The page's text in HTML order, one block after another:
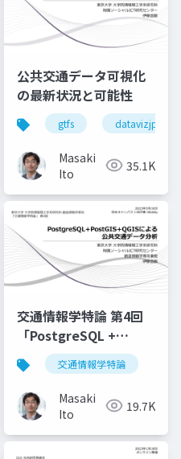
公共交通データ可視化
の最新状況と可能性
gtfs datavizjp
Masaki
Ito
35.1K
交通情報学特論 第4回
「PostgreSQL +
PostGIS + QGIS による
公共交通データ分析
1」講師：伊藤昌毅
交通情報学特論
Masaki
Ito
19.7K